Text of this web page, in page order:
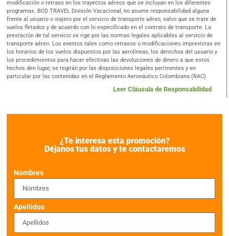
modificación o retraso en los trayectos aéreos que se incluyan en los diferentes
programas. BCD TRAVEL División Vacacional, no asume responsabilidad alguna
frente al usuario o viajero por el servicio de transporte aéreo, salvo que se trate de
vuelos fletados y de acuerdo con lo especificado en el contrato de transporte. La
prestación de tal servicio se rige por las normas legales aplicables al servicio de
transporte aéreo. Los eventos tales como retrasos o modificaciones imprevistas en
los horarios de los vuelos dispuestos por las aerolíneas, los derechos del usuario y
los procedimientos para hacer efectivas las devoluciones de dinero a que estos
hechos den lugar, se regirán por las disposiciones legales pertinentes y en
particular por las contenidas en el Reglamento Aeronáutico Colombiano (RAC).
Leer Cláusula de Responsabilidad
¿Te interesa esta promoción?
Déjanos tus datos y te contactaremos
Nombres
Apellidos